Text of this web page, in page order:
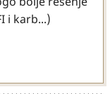
i karb...)